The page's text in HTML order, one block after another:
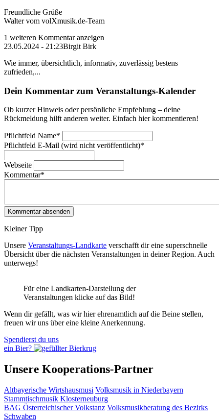
Freundliche Grüße
Walter vom volXmusik.de-Team
1 weiteren Kommentar anzeigen
23.05.2024 - 21:23Birgit Birk
Wie immer, übersichtlich, informativ, zuverlässig bestens
zufrieden,...
Dein Kommentar zum Veranstaltungs-Kalender
Ob kurzer Hinweis oder persönliche Empfehlung – deine
Rückmeldung hilft anderen weiter. Einfach hier kommentieren!
Pflichtfeld Name*
Pflichtfeld E-Mail (wird nicht veröffentlicht)*
Webseite
Kommentar*
Kleiner Tipp
Unsere Veranstaltungs-Landkarte verschafft dir eine superschnelle
Übersicht über die nächsten Veranstaltungen in deiner Region. Auch
unterwegs!
Für eine Landkarten-Darstellung der
Veranstaltungen klicke auf das Bild!
Wenn dir gefällt, was wir hier ehrenamtlich auf die Beine stellen,
freuen wir uns über eine kleine Anerkennung.
Spendierst du uns
ein Bier?
Unsere Kooperations-Partner
Altbayerische Wirtshausmusi Volksmusik in Niederbayern
Stammtischmusik Klosterneuburg
BAG Österreichischer Volkstanz Volksmusikberatung des Bezirks
Schwaben